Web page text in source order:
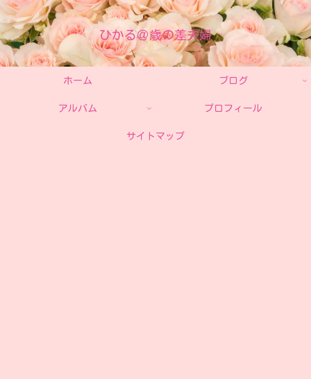
ひかる＠歳の差夫婦
ホーム ブログ
アルバム プロフィール
サイトマップ